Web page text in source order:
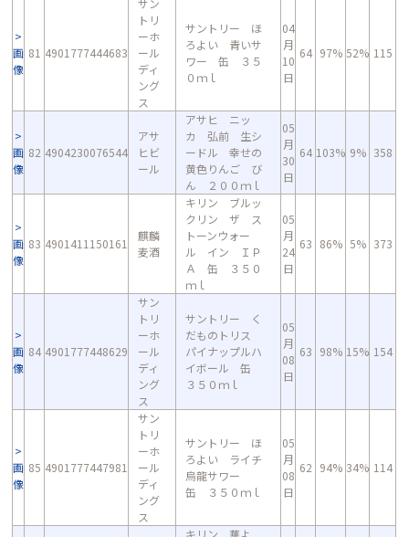
画
像
81 4901777444683
サン
トリ
ーホ
ール
ディ
ング
ス
サントリー ほ
ろよい 青いサ
ワー 缶 ３５
０ｍｌ
04
月
10
日
64 97% 52% 115
画
像
82 4904230076544
アサ
ヒビ
ール
アサヒ ニッ
カ 弘前 生シ
ードル 幸せの
黄色りんご び
ん ２００ｍｌ
05
月
30
日
64 103% 9% 358
画
像
83 4901411150161
麒麟
麦酒
キリン ブルッ
クリン ザ ス
トーンウォー
ル イン ＩＰ
Ａ 缶 ３５０
ｍｌ
05
月
24
日
63 86% 5% 373
画
像
84 4901777448629
サン
トリ
ーホ
ール
ディ
ング
ス
サントリー く
だものトリス
パイナップルハ
イボール 缶
３５０ｍｌ
05
月
08
日
63 98% 15% 154
画
像
85 4901777447981
サン
トリ
ーホ
ール
ディ
ング
ス
サントリー ほ
ろよい ライチ
烏龍サワー
缶 ３５０ｍｌ
05
月
08
日
62 94% 34% 114
キリン 華よ